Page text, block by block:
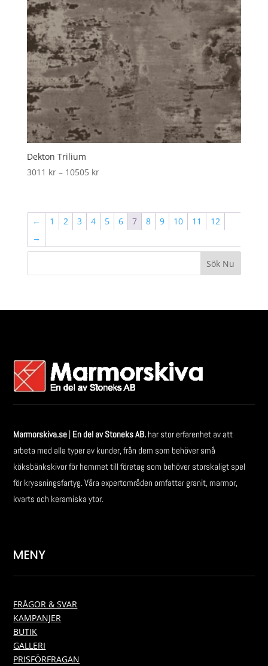
Dekton Trilium
3011 kr – 10505 krPrice
through
10505 kr
← 1 2 3 4 5 6 7 8 9 10 11
12
→
Sök Nu
Marmorskiva.se | En del av Stoneks AB.har stor erfarenhet av att
arbeta med alla typer av kunder, från dem som behöver små
köksbänkskivor för hemmet till företag som behöver storskaligt spel
för kryssningsfartyg. Våra expertområden omfattar granit, marmor,
kvarts och keramiska ytor.
MENY
FRÅGOR & SVAR
KAMPANJER
BUTIK
GALLERI
PRISFÖRFRAGAN